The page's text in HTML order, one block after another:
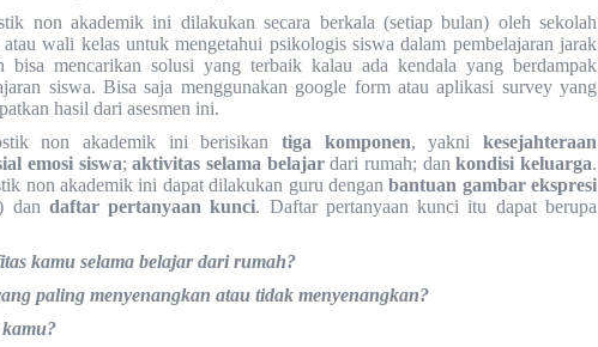
non akademik ini dilakukan secara berkala (setiap bulan) oleh sekolah
wali kelas untuk mengetahui psikologis siswa dalam pembelajaran jarak
bisa mencarikan solusi yang terbaik kalau ada kendala yang berdampak
siswa. Bisa saja menggunakan google form atau aplikasi survey yang
hasil dari asesmen ini.
non akademik ini berisikan tiga komponen, yaknikesejahteraan
emosi siswa;aktivitas selama belajardari rumah; dankondisi keluarga.
non akademik ini dapat dilakukan guru denganbantuan gambar ekspresi
dan daftar pertanyaan kunci. Daftar pertanyaan kunci itu dapat berupa
kamu selama belajar dari rumah?
paling menyenangkan atau tidak menyenangkan?